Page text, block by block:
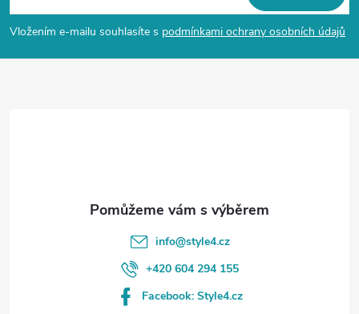
p
a
Vložením e-mailu souhlasíte s podmínkami ochrany osobních údajů
info@style4.cz
+420 604 294 155
Facebook: Style4.cz